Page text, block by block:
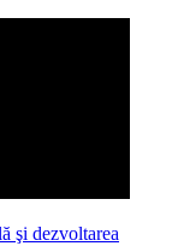
şi dezvoltarea